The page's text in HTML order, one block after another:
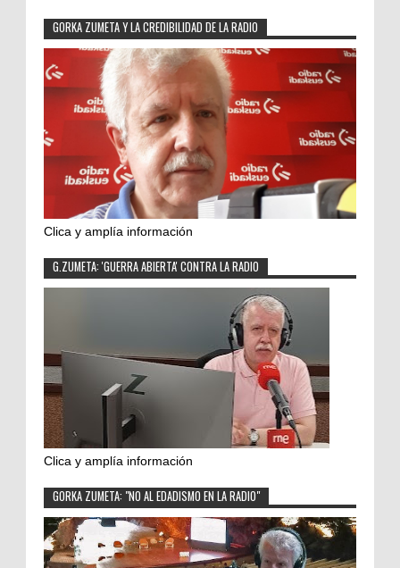
GORKA ZUMETA Y LA CREDIBILIDAD DE LA RADIO
Clica y amplía información
G.ZUMETA: 'GUERRA ABIERTA' CONTRA LA RADIO
Clica y amplía información
GORKA ZUMETA: "NO AL EDADISMO EN LA RADIO"